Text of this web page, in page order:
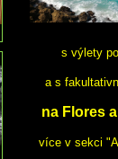
s výlety
a s
na Flores
více v sekci